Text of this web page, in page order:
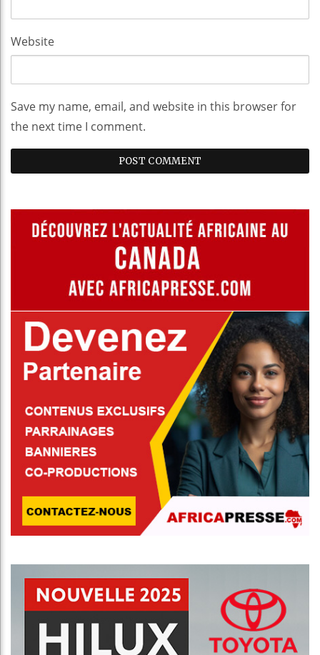
Website
Save my name, email, and website in this browser for
the next time I comment.